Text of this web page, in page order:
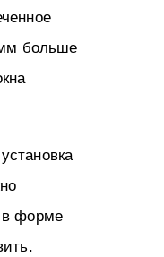
больше
в форме